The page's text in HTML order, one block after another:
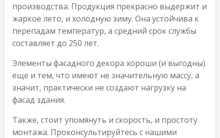
производства. Продукция прекрасно выдержит и
жаркое лето, и холодную зиму. Она устойчива к
перепадам температур, а средний срок службы
составляет до 250 лет.
Элементы фасадного декора хороши (и выгодны)
еще и тем, что имеют не значительную массу, а
значит, практически не создают нагрузку на
фасад здания.
Также, стоит упомянуть и скорость, и простоту
монтажа. Проконсультируйтесь с нашими